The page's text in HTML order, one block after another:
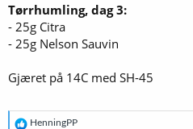
Tørrhumling, dag 3:
- 25g Citra
- 25g Nelson Sauvin
Gjæret på 14C med SH-45
RHenningPP